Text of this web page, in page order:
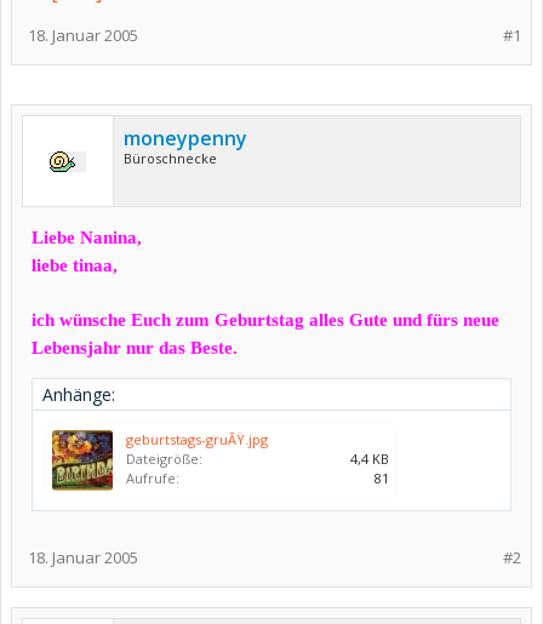
#1
18. Januar 2005
moneypenny
Büroschnecke
Liebe Nanina,
liebe tinaa,
ich wünsche Euch zum Geburtstag alles Gute und fürs neue
Lebensjahr nur das Beste.
Anhänge:
geburtstags-gruÃŸ.jpg
Dateigröße:
4,4 KB
Aufrufe:
81
#2
18. Januar 2005